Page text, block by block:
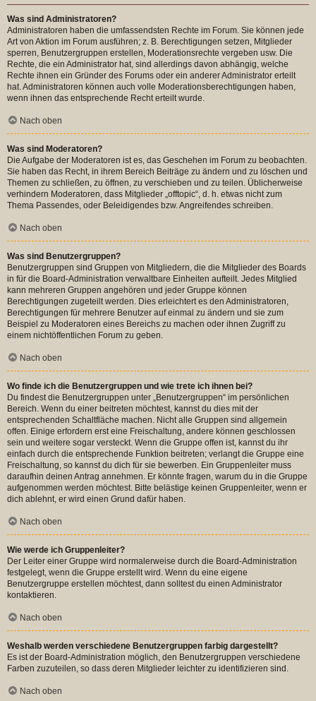
Was sind Administratoren?
Administratoren haben die umfassendsten Rechte im Forum. Sie können jede
Art von Aktion im Forum ausführen; z. B. Berechtigungen setzen, Mitglieder
sperren, Benutzergruppen erstellen, Moderationsrechte vergeben usw. Die
Rechte, die ein Administrator hat, sind allerdings davon abhängig, welche
Rechte ihnen ein Gründer des Forums oder ein anderer Administrator erteilt
hat. Administratoren können auch volle Moderationsberechtigungen haben,
wenn ihnen das entsprechende Recht erteilt wurde.
Nach oben
Was sind Moderatoren?
Die Aufgabe der Moderatoren ist es, das Geschehen im Forum zu beobachten.
Sie haben das Recht, in ihrem Bereich Beiträge zu ändern und zu löschen und
Themen zu schließen, zu öffnen, zu verschieben und zu teilen. Üblicherweise
verhindern Moderatoren, dass Mitglieder „offtopic“, d. h. etwas nicht zum
Thema Passendes, oder Beleidigendes bzw. Angreifendes schreiben.
Nach oben
Was sind Benutzergruppen?
Benutzergruppen sind Gruppen von Mitgliedern, die die Mitglieder des Boards
in für die Board-Administration verwaltbare Einheiten aufteilt. Jedes Mitglied
kann mehreren Gruppen angehören und jeder Gruppe können
Berechtigungen zugeteilt werden. Dies erleichtert es den Administratoren,
Berechtigungen für mehrere Benutzer auf einmal zu ändern und sie zum
Beispiel zu Moderatoren eines Bereichs zu machen oder ihnen Zugriff zu
einem nichtöffentlichen Forum zu geben.
Nach oben
Wo finde ich die Benutzergruppen und wie trete ich ihnen bei?
Du findest die Benutzergruppen unter „Benutzergruppen“ im persönlichen
Bereich. Wenn du einer beitreten möchtest, kannst du dies mit der
entsprechenden Schaltfläche machen. Nicht alle Gruppen sind allgemein
offen. Einige erfordern erst eine Freischaltung, andere können geschlossen
sein und weitere sogar versteckt. Wenn die Gruppe offen ist, kannst du ihr
einfach durch die entsprechende Funktion beitreten; verlangt die Gruppe eine
Freischaltung, so kannst du dich für sie bewerben. Ein Gruppenleiter muss
daraufhin deinen Antrag annehmen. Er könnte fragen, warum du in die Gruppe
aufgenommen werden möchtest. Bitte belästige keinen Gruppenleiter, wenn er
dich ablehnt, er wird einen Grund dafür haben.
Nach oben
Wie werde ich Gruppenleiter?
Der Leiter einer Gruppe wird normalerweise durch die Board-Administration
festgelegt, wenn die Gruppe erstellt wird. Wenn du eine eigene
Benutzergruppe erstellen möchtest, dann solltest du einen Administrator
kontaktieren.
Nach oben
Weshalb werden verschiedene Benutzergruppen farbig dargestellt?
Es ist der Board-Administration möglich, den Benutzergruppen verschiedene
Farben zuzuteilen, so dass deren Mitglieder leichter zu identifizieren sind.
Nach oben